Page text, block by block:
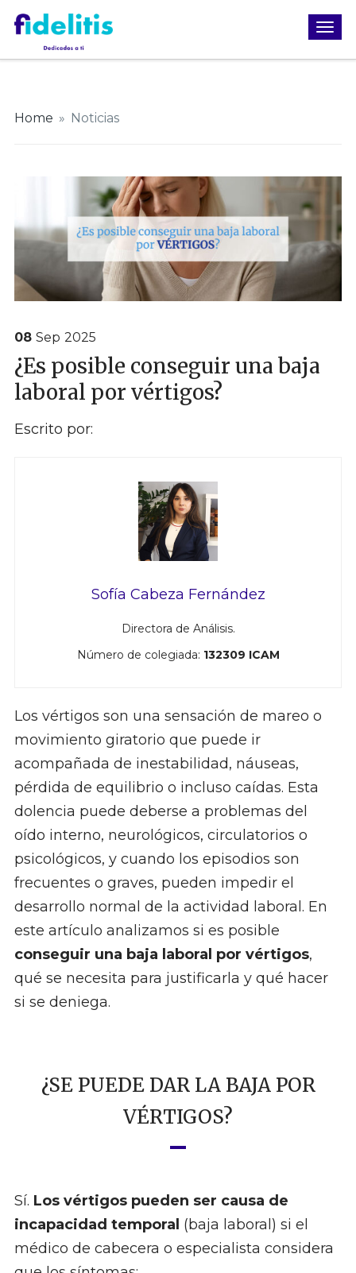
Home » Noticias
08 Sep 2025
¿Es posible conseguir una baja
laboral por vértigos?
Escrito por:
Sofía Cabeza Fernández
Directora de Análisis.
Número de colegiada: 132309 ICAM
Los vértigos son una sensación de mareo o
movimiento giratorio que puede ir
acompañada de inestabilidad, náuseas,
pérdida de equilibrio o incluso caídas. Esta
dolencia puede deberse a problemas del
oído interno, neurológicos, circulatorios o
psicológicos, y cuando los episodios son
frecuentes o graves, pueden impedir el
desarrollo normal de la actividad laboral. En
este artículo analizamos si es posible
conseguir una baja laboral por vértigos,
qué se necesita para justificarla y qué hacer
si se deniega.
¿SE PUEDE DAR LA BAJA POR
VÉRTIGOS?
Sí. Los vértigos pueden ser causa de
incapacidad temporal (baja laboral) si el
médico de cabecera o especialista considera